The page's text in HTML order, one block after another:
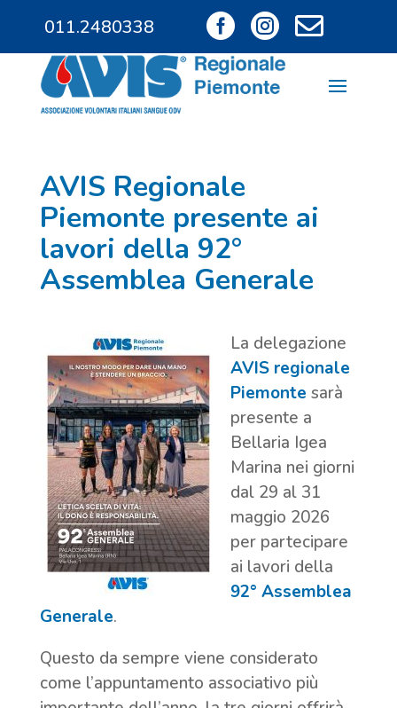
011.2480338
011.9685828
  
AVIS Regionale
Piemonte presente ai
lavori della 92°
Assemblea Generale
La delegazione
AVIS regionale
Piemonte sarà
presente a
Bellaria Igea
Marina nei giorni
dal 29 al 31
maggio 2026
per partecipare
ai lavori della
92° Assemblea
Generale.
Questo da sempre viene considerato
come l’appuntamento associativo più